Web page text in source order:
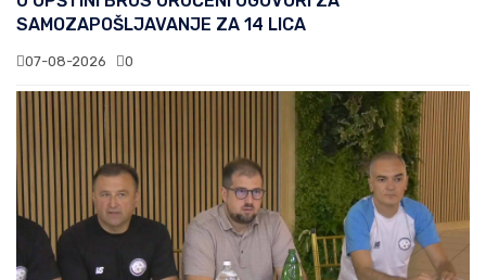
SAMOZAPOŠLJAVANJE ZA 14 LICA
07-08-2026 0